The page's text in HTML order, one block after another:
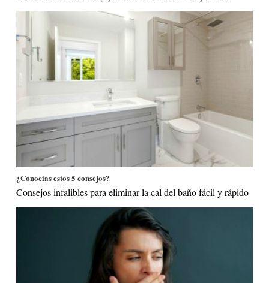
¿Conocías estos 5 consejos?
Consejos infalibles para eliminar la cal del baño fácil y rápido